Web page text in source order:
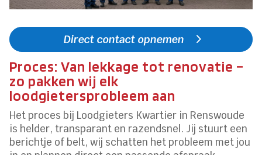
Direct contact opnemen
Proces: Van lekkage tot renovatie –
zo pakken wij elk
loodgietersprobleem aan
Het proces bij Loodgieters Kwartier in Renswoude
is helder, transparant en razendsnel. Jij stuurt een
berichtje of belt, wij schatten het probleem met jou